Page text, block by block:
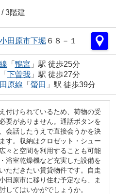
3階建
小田原市下堀 ６８－１
「 鴨宮 」駅 徒歩25分
「 下曽我」駅 徒歩27分
原線 「 螢田 」駅 徒歩39分
付けられているため、荷物の受
要がありません。通話ボタンを
会話したうえで直接会うかを決
す。収納はクロゼット・シュー
々と空間を利用することも可能
浴室乾燥機など充実した設備を
ただきたい賃貸物件です。自走
田原市に移り住む予定なら、ま
してはいかがでしょうか。